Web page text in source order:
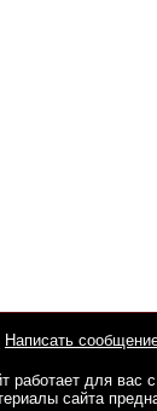
Написать
работает для вас
сайта